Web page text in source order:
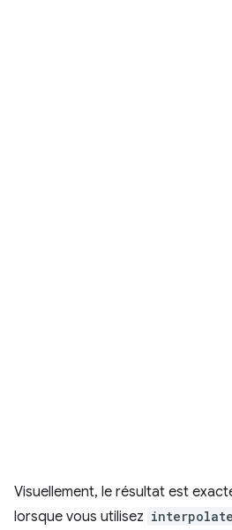
Visuellement, le résultat est
lorsque vous utilisez